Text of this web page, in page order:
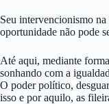
Seu intervencionismo
oportunidade não pode
Até aqui, mediante
sonhando com a
O poder político,
isso e por aquilo, as